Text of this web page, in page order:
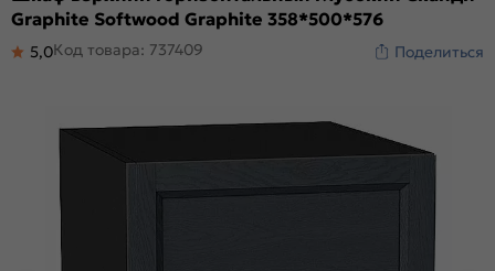
Graphite Softwood Graphite 358*500*576
5,0Код товара: 737409 Поделиться